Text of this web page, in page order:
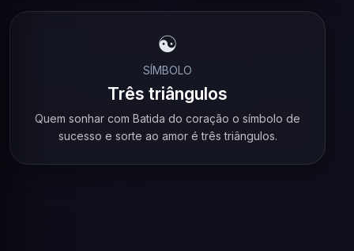
☯️
SÍMBOLO
Três triângulos
Quem sonhar com Batida do coração o símbolo de
sucesso e sorte ao amor é três triângulos.